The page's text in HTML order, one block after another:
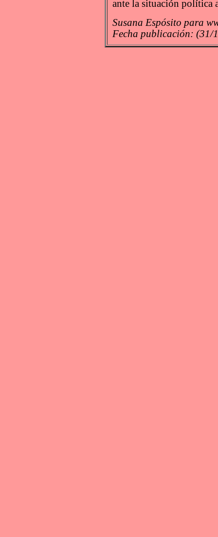
ante la situación política
Susana Espósito para
Fecha publicación: (31/